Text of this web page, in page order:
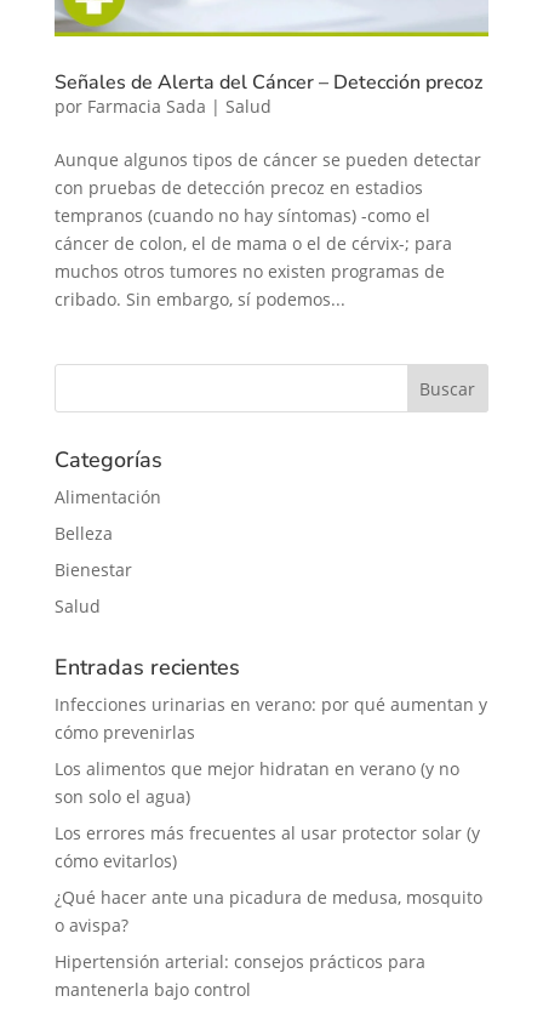
Señales de Alerta del Cáncer – Detección precoz
por Farmacia Sada | Salud
Aunque algunos tipos de cáncer se pueden detectar
con pruebas de detección precoz en estadios
tempranos (cuando no hay síntomas) -como el
cáncer de colon, el de mama o el de cérvix-; para
muchos otros tumores no existen programas de
cribado. Sin embargo, sí podemos...
Categorías
Alimentación
Belleza
Bienestar
Salud
Entradas recientes
Infecciones urinarias en verano: por qué aumentan y
cómo prevenirlas
Los alimentos que mejor hidratan en verano (y no
son solo el agua)
Los errores más frecuentes al usar protector solar (y
cómo evitarlos)
¿Qué hacer ante una picadura de medusa, mosquito
o avispa?
Hipertensión arterial: consejos prácticos para
mantenerla bajo control